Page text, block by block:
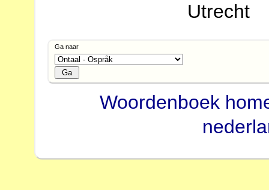
Utrecht
Ga naar
Woordenboek